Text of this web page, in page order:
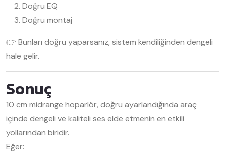
Doğru EQ
Doğru montaj
👉 Bunları doğru yaparsanız, sistem kendiliğinden dengeli
hale gelir.
Sonuç
10 cm midrange hoparlör, doğru ayarlandığında araç
içinde dengeli ve kaliteli ses elde etmenin en etkili
yollarından biridir.
Eğer: